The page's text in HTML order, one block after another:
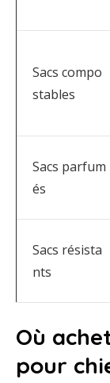
Sacs compo
stables
Sacs parfum
és
Sacs résista
nts
Où
pour